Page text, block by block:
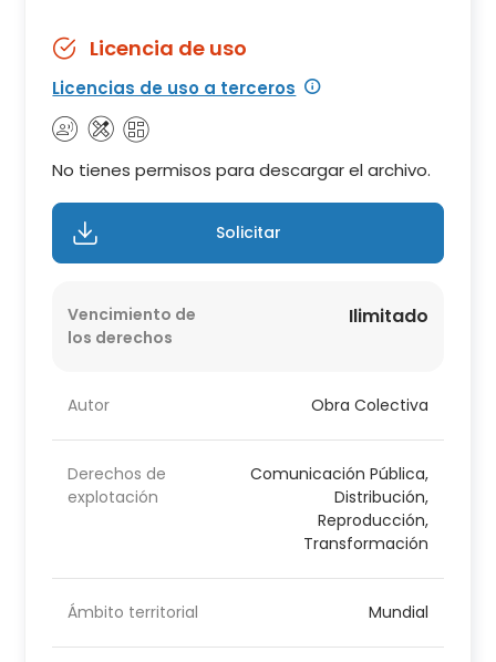
Licencia de uso
Licencias de uso a terceros
No tienes permisos para descargar el archivo.
Solicitar
Vencimiento de
los derechos
Ilimitado
Autor Obra Colectiva
Derechos de
explotación
Comunicación Pública,
Distribución,
Reproducción,
Transformación
Ámbito territorial Mundial